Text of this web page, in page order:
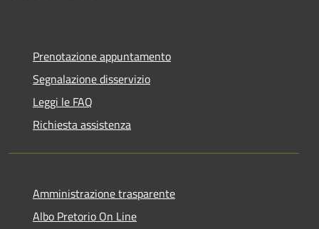
Prenotazione appuntamento
Segnalazione disservizio
Leggi le FAQ
Richiesta assistenza
Amministrazione trasparente
Albo Pretorio On Line